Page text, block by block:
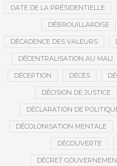
DATE DE LA PRÉSIDENTIELLE
DÉBROUILLARDISE
DÉCADENCE DES VALEURS
DÉCENTRALISATION AU MALI
DÉCEPTION DÉCÈS
DÉCISION DE JUSTICE
DÉCLARATION DE
DÉCOLONISATION MENTALE
DÉCOUVERTE
DÉCRET